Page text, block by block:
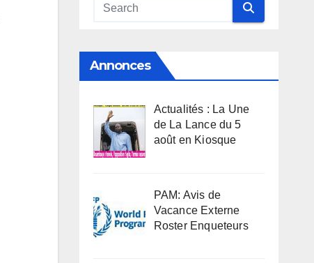
Annonces
Actualités : La Une
de La Lance du 5
août en Kiosque
PAM: Avis de
Vacance Externe
Roster Enqueteurs